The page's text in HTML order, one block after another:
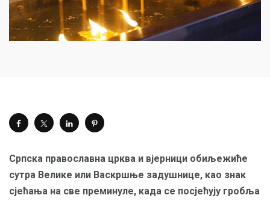
Српска православна црква и вјерници обиљежиће
сутра Велике или Васкршње задушнице, као знак
сјећања на све преминуле, када се посјећују гробља